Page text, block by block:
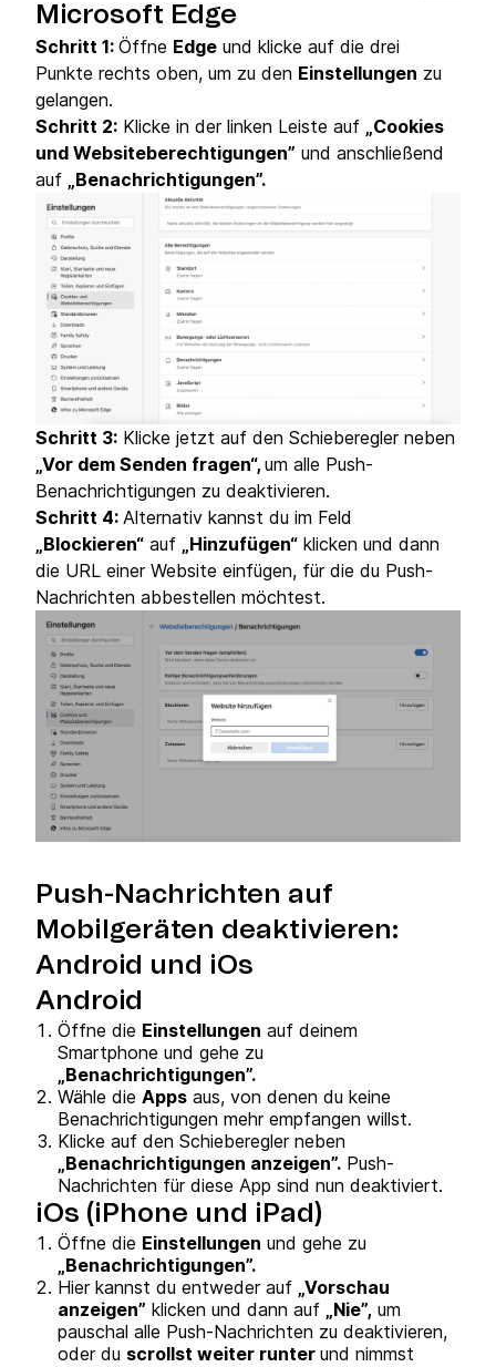
Microsoft Edge
Schritt 1: Öffne Edge und klicke auf die drei
Punkte rechts oben, um zu den Einstellungen zu
gelangen.
Schritt 2: Klicke in der linken Leiste auf „Cookies
und Websiteberechtigungen” und anschließend
auf „Benachrichtigungen”.
Schritt 3: Klicke jetzt auf den Schieberegler neben
„Vor dem Senden fragen“, um alle Push-
Benachrichtigungen zu deaktivieren.
Schritt 4: Alternativ kannst du im Feld
„Blockieren“ auf „Hinzufügen“ klicken und dann
die URL einer Website einfügen, für die du Push-
Nachrichten abbestellen möchtest.
Push-Nachrichten auf
Mobilgeräten deaktivieren:
Android und iOs
Android
Öffne die Einstellungen auf deinem
Smartphone und gehe zu
„Benachrichtigungen”.
Wähle die Apps aus, von denen du keine
Benachrichtigungen mehr empfangen willst.
Klicke auf den Schieberegler neben
„Benachrichtigungen anzeigen”. Push-
Nachrichten für diese App sind nun deaktiviert.
iOs (iPhone und iPad)
Öffne die Einstellungen und gehe zu
„Benachrichtigungen”.
Hier kannst du entweder auf „Vorschau
anzeigen” klicken und dann auf „Nie”, um
pauschal alle Push-Nachrichten zu deaktivieren,
oder du scrollst weiter runter und nimmst